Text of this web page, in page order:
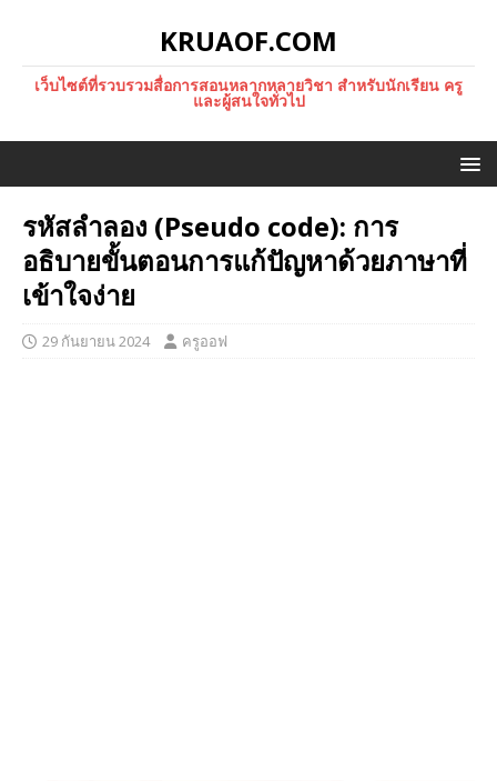
KRUAOF.COM
เว็บไซต์ที่รวบรวมสื่อการสอนหลากหลายวิชา สำหรับนักเรียน ครู
และผู้สนใจทั่วไป
รหัสลำลอง (Pseudo code): การ
อธิบายขั้นตอนการแก้ปัญหาด้วยภาษาที่
เข้าใจง่าย
29 กันยายน 2024 ครูออฟ